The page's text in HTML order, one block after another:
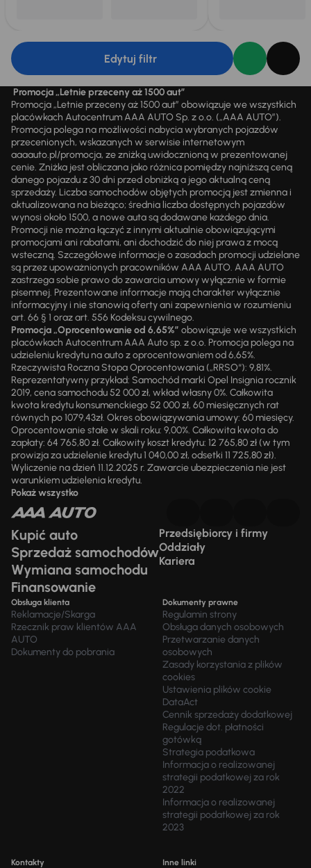
Edytuj filtr
Promocja „Letnie przeceny aż 1500 aut”
Promocja „Letnie przeceny aż 1500 aut” obowiązuje we wszystkich
placówkach Autocentrum AAA AUTO Sp. z o.o. („AAA AUTO”).
Promocja polega na możliwości nabycia wybranych pojazdów
przecenionych, wskazanych w serwisie internetowym
aaaauto.pl/promocja, ze zniżką uwidocznioną w prezentowanej
cenie. Zniżka jest obliczana jako różnica pomiędzy najniższą ceną
danego pojazdu z 30 dni przed obniżką a jego aktualną ceną
sprzedaży. Liczba samochodów objętych promocją jest zmienna i
aktualizowana na bieżąco; średnia liczba dostępnych pojazdów
wynosi około 1500, a nowe auta są dodawane każdego dnia.
Promocji nie można łączyć z innymi aktualnie obowiązującymi
promocjami ani rabatami, ani dochodzić do niej prawa z mocą
wsteczną. Szczegółowe informacje o zasadach promocji udzielane
są przez upoważnionych pracowników AAA AUTO. AAA AUTO
zastrzega sobie prawo do zawarcia umowy wyłącznie w formie
pisemnej. Prezentowane informacje mają charakter wyłącznie
informacyjny i nie stanowią oferty ani zapewnienia w rozumieniu
art. 66 § 1 oraz art. 556 Kodeksu cywilnego.
Promocja „Oprocentowanie od 6,65%” obowiązuje we wszystkich
placówkach Autocentrum AAA Auto sp. z o.o. Promocja polega na
udzieleniu kredytu na auto z oprocentowaniem od 6,65%.
Rzeczywista Roczna Stopa Oprocentowania („RRSO“): 9,81%.
Reprezentatywny przykład: Samochód marki Opel Insignia rocznik
2019, cena samochodu 52 000 zł, wkład własny 0%. Całkowita
kwota kredytu konsumenckiego 52 000 zł, 60 miesięcznych rat
równych po 1079,43zł. Okres obowiązywania umowy: 60 miesięcy.
Oprocentowanie stałe w skali roku: 9,00%. Całkowita kwota do
zapłaty: 64 765,80 zł. Całkowity koszt kredytu: 12 765,80 zł (w tym
prowizja za udzielenie kredytu 1 040,00 zł, odsetki 11 725,80 zł).
Wyliczenie na dzień 11.12.2025 r. Zawarcie ubezpieczenia nie jest
warunkiem udzielenia kredytu.
Pokaż wszystko
Kupić auto
Sprzedaż samochodów
Wymiana samochodu
Finansowanie
Przedsiębiorcy i firmy
Oddziały
Kariera
Obsługa klienta
Reklamacje/Skarga
Rzecznik praw klientów AAA
AUTO
Dokumenty do pobrania
Dokumenty prawne
Regulamin strony
Obsługa danych osobowych
Przetwarzanie danych
osobowych
Zasady korzystania z plików
cookies
Ustawienia plików cookie
DataAct
Cennik sprzedaży dodatkowej
Regulacje dot. płatności
gotówką
Strategia podatkowa
Informacja o realizowanej
strategii podatkowej za rok
2022
Informacja o realizowanej
strategii podatkowej za rok
2023
Kontakty Inne linki